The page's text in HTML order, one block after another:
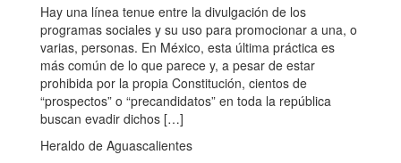
Hay una línea tenue entre la divulgación de los
programas sociales y su uso para promocionar a una, o
varias, personas. En México, esta última práctica es
más común de lo que parece y, a pesar de estar
prohibida por la propia Constitución, cientos de
“prospectos” o “precandidatos” en toda la república
buscan evadir dichos […]
Heraldo de Aguascalientes